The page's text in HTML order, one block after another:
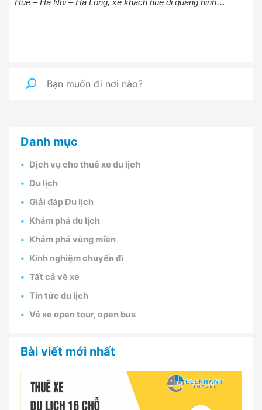
Huế – Hà Nội – Hạ Long, xe khach hue di quang ninh…
Danh mục
Dịch vụ cho thuê xe du lịch
Du lịch
Giải đáp Du lịch
Khám phá du lịch
Khám phá vùng miền
Kinh nghiệm chuyến đi
Tất cả về xe
Tin tức du lịch
Vé xe open tour, open bus
Bài viết mới nhất